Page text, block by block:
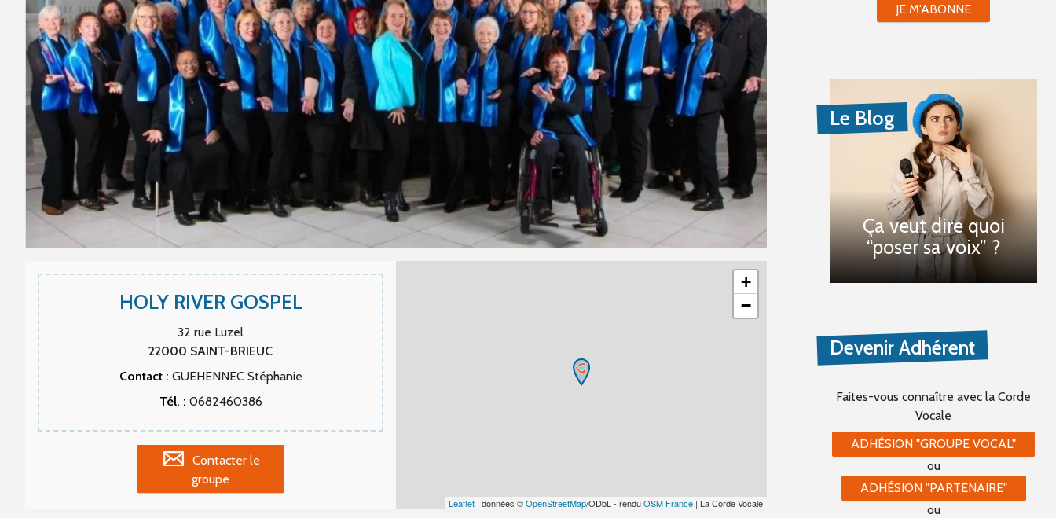
HOLY RIVER GOSPEL
32 rue Luzel
22000 SAINT-BRIEUC
Contact : GUEHENNEC Stéphanie
Tél. : 0682460386
Contacter le
groupe
+
−
Leaflet | données ©OpenStreetMap/ODbL - renduOSM France | La Corde Vocale
JE M'ABONNE
Le Blog
Ça veut dire quoi
“poser sa voix” ?
Devenir Adhérent
Faites-vous connaître avec la Corde
Vocale
ADHÉSION "GROUPE VOCAL"
ou
ADHÉSION "PARTENAIRE"
ou